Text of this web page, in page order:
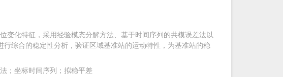
变化特征，采用经验模态分解方法、基于时间序列的共模误差法以
综合的稳定性分析，验证区域基准站的运动特性，为基准站的稳
；坐标时间序列；拟稳平差